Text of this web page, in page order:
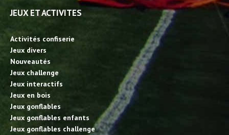
JEUX ET ACTIVITES
Activités confiserie
Jeux divers
Nouveautés
Jeux challenge
Jeux interactifs
Jeux en bois
Jeux gonflables
Jeux gonflables enfants
Jeux gonflables challenge